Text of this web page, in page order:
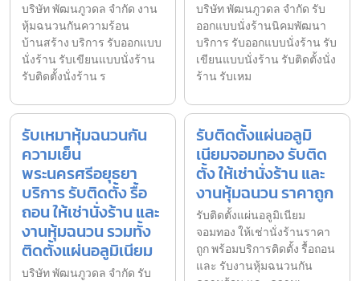
บริษัท พัฒนภูวดล จำกัด งาน
หุ้มฉนวนกันความร้อน
บ้านสร้าง บริการ รับออกแบบ
นั่งร้าน รับเขียนแบบนั่งร้าน
รับติดตั้งนั่งร้าน ร
บริษัท พัฒนภูวดล จำกัด รับ
ออกแบบนั่งร้านนิคมพัฒนา
บริการ รับออกแบบนั่งร้าน รับ
เขียนแบบนั่งร้าน รับติดตั้งนั่ง
ร้าน รับเหม
รับเหมาหุ้มฉนวนกัน
ความเย็น
พระนครศรีอยุธยา
บริการ รับติดตั้ง รื้อ
ถอน ให้เช่านั่งร้าน และ
งานหุ้มฉนวน รวมทั้ง
ติดตั้งแผ่นอลูมิเนียม
บริษัท พัฒนภูวดล จำกัด รับ
รับติดตั้งแผ่นอลูมิ
เนียมจอมทอง รับติด
ตั้ง ให้เช่านั่งร้าน และ
งานหุ้มฉนวน ราคาถูก
รับติดตั้งแผ่นอลูมิเนียม
จอมทอง ให้เช่านั่งร้านราคา
ถูก พร้อมบริการติดตั้ง รื้อถอน
และ รับงานหุ้มฉนวนกัน